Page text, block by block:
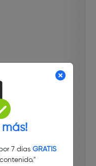
más!
7 días GRATIS